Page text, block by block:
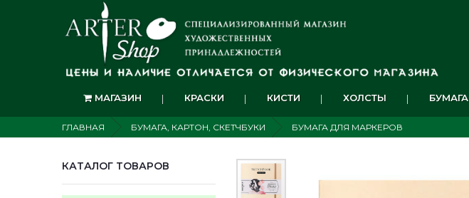
МАГАЗИН КРАСКИ КИСТИ ХОЛСТЫ БУМАГА
ГЛАВНАЯ БУМАГА, КАРТОН, СКЕТЧБУКИ БУМАГА ДЛЯ МАРКЕРОВ
КАТАЛОГ ТОВАРОВ